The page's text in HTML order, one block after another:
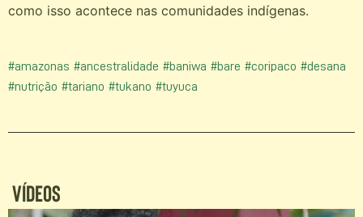
como isso acontece nas comunidades indígenas.
#amazonas #ancestralidade #baniwa #bare #coripaco #desana
#nutrição #tariano #tukano #tuyuca
Vídeos